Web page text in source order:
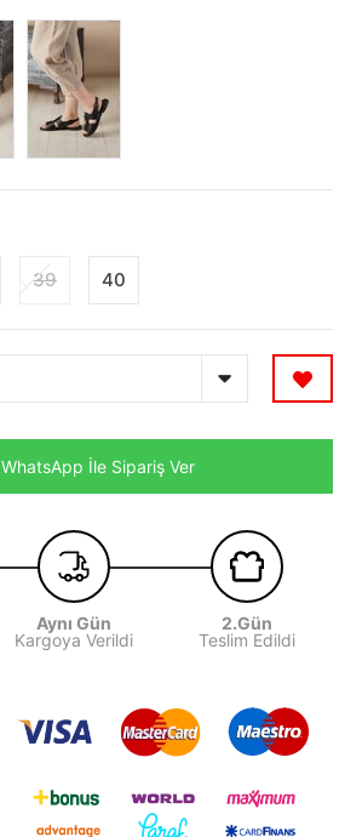
39 40
WhatsApp İle Sipariş Ver
Aynı Gün
Kargoya Verildi
2.Gün
Teslim Edildi